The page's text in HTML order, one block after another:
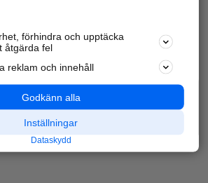
förhindra och upptäcka
åtgärda fel
reklam och innehåll
Godkänn alla
Inställningar
Dataskydd